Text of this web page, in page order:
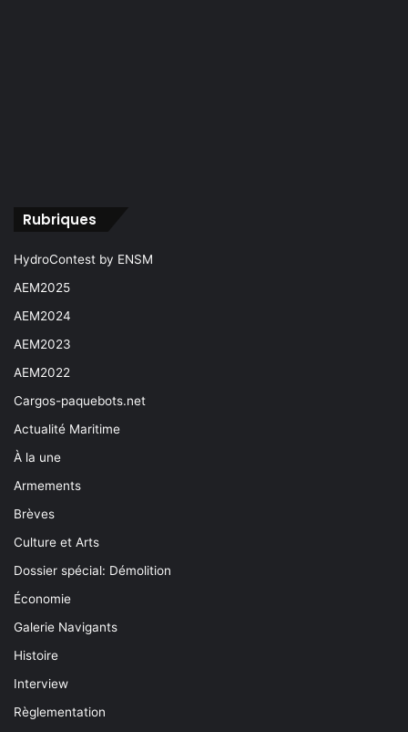
Rubriques
HydroContest by ENSM
AEM2025
AEM2024
AEM2023
AEM2022
Cargos-paquebots.net
Actualité Maritime
À la une
Armements
Brèves
Culture et Arts
Dossier spécial: Démolition
Économie
Galerie Navigants
Histoire
Interview
Règlementation